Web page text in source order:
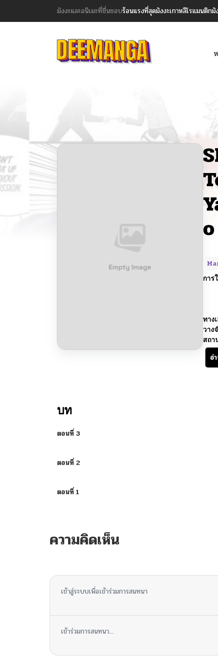
มังงะและอนิเมะที่ชื่นชอบร้อนแรงที่สุดมังงะเกาหลีโรแมนติกมั
การ
ทาง
วาง
สถา
อ่
บท
ตอนที่ 3
ตอนที่ 2
ตอนที่ 1
ความคิดเห็น
เข้าสู่ระบบเพื่อเข้าร่วมการสนทนา
เข้าร่วมการสนทนา...